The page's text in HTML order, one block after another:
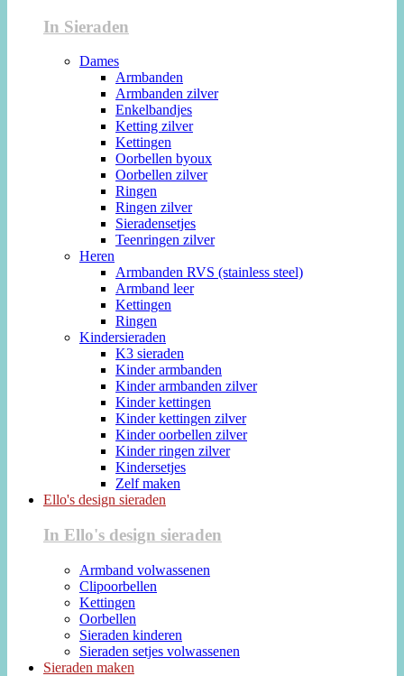
In Sieraden
Dames
Armbanden
Armbanden zilver
Enkelbandjes
Ketting zilver
Kettingen
Oorbellen byoux
Oorbellen zilver
Ringen
Ringen zilver
Sieradensetjes
Teenringen zilver
Heren
Armbanden RVS (stainless steel)
Armband leer
Kettingen
Ringen
Kindersieraden
K3 sieraden
Kinder armbanden
Kinder armbanden zilver
Kinder kettingen
Kinder kettingen zilver
Kinder oorbellen zilver
Kinder ringen zilver
Kindersetjes
Zelf maken
Ello's design sieraden
In Ello's design sieraden
Armband volwassenen
Clipoorbellen
Kettingen
Oorbellen
Sieraden kinderen
Sieraden setjes volwassenen
Sieraden maken